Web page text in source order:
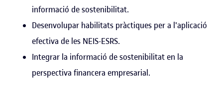
informació de sostenibilitat.
Desenvolupar habilitats pràctiques per a l'aplicació
efectiva de les NEIS-ESRS.
Integrar la informació de sostenibilitat en la
perspectiva financera empresarial.